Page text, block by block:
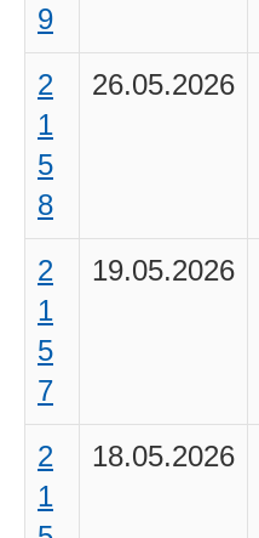
9
2
1
5
8
26.05.2026
2
1
5
7
19.05.2026
2
1
18.05.2026